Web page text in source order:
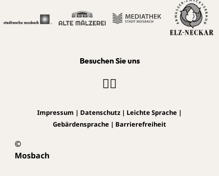
Besuchen Sie uns
©
Mosbach
Impressum | Datenschutz | Leichte Sprache |
Gebärdensprache | Barrierefreiheit